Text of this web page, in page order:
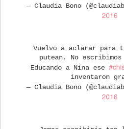
— Claudia Bono
2016
Vuelvo a aclarar para
putean. No
Educando a Nina ese
inventaron
— Claudia Bono
2016